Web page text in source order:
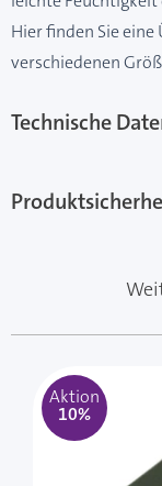
Hier finden Sie
verschiedenen
Technische
Mit der
Clicken, um
Clicken, um
Aktion
10%